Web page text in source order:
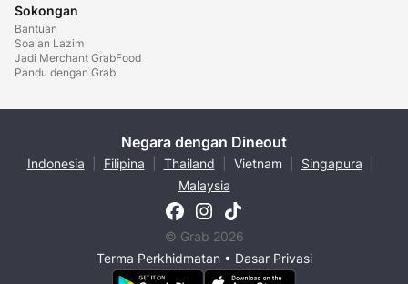
Sokongan
Bantuan
Soalan Lazim
Jadi Merchant GrabFood
Pandu dengan Grab
Negara dengan Dineout
Indonesia Filipina Thailand Vietnam Singapura
Malaysia
© Grab 2026
Terma Perkhidmatan• Dasar Privasi